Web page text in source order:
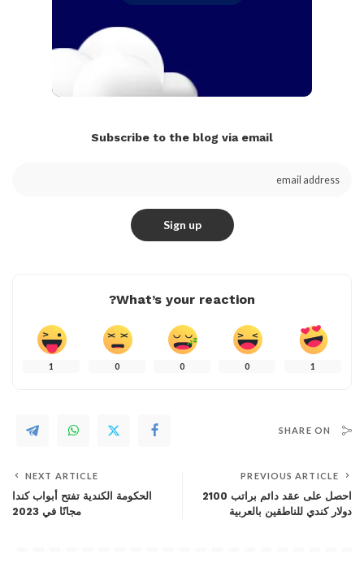
Subscribe to the blog via email
What’s your reaction?
1
0
0
0
1
SHARE ON
PREVIOUS ARTICLE
احصل على عقد دائم براتب 2100
دولار كندي للناطقين بالعربية
NEXT ARTICLE
الحكومة الكندية تفتح أبواب كندا
مجانًا في 2023